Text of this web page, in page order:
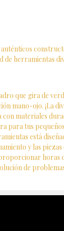
de herramientas
que gira de
mano-ojo. ¡La
con materiales
para tus
está
y las
horas
de